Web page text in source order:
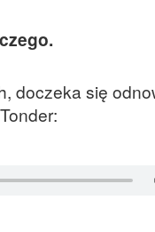
doczeka się